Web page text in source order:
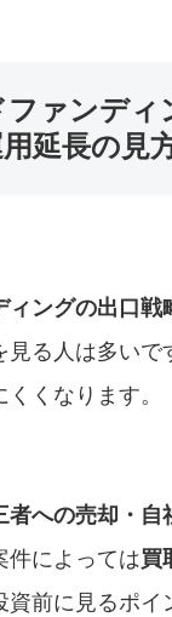
ァンディ
延長の見
ングの出口
る人は多い
くなります。
者への売却・自
件によっては買
前に見るポイ